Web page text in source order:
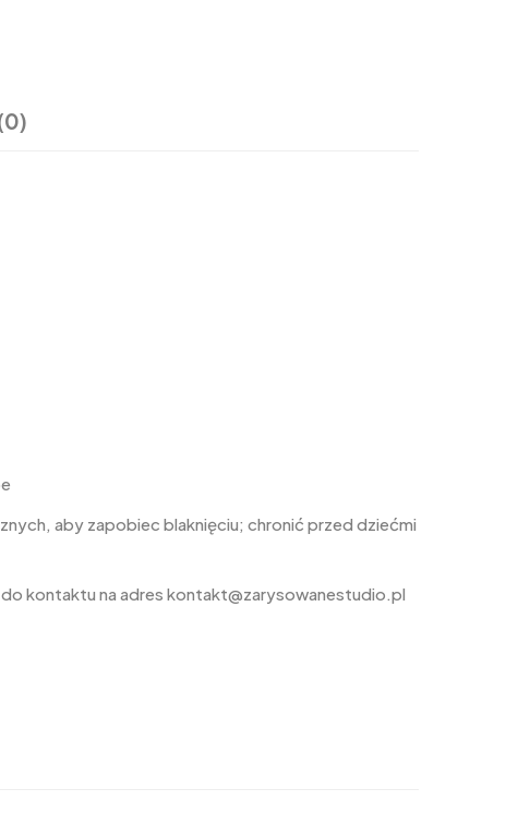
aby zapobiec blaknięciu; chronić przed dziećmi
kontaktu na adres kontakt@zarysowanestudio.pl